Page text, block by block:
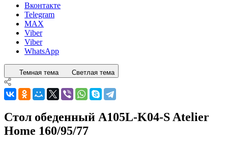
Вконтакте
Telegram
MAX
Viber
Viber
WhatsApp
Темная тема Светлая тема
Стол обеденный A105L-K04-S Atelier
Home 160/95/77